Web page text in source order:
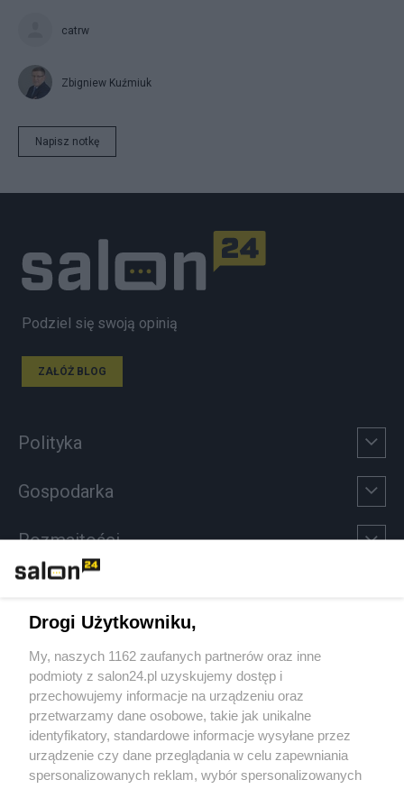
catrw
Zbigniew Kuźmiuk
Napisz notkę
Podziel się swoją opinią
ZAŁÓŻ BLOG
Polityka
Gospodarka
Rozmaitości
Sport
Społeczeństwo
Kultura
Drogi Użytkowniku,
My, naszych 1162 zaufanych partnerów oraz inne
podmioty z salon24.pl uzyskujemy dostęp i
przechowujemy informacje na urządzeniu oraz
przetwarzamy dane osobowe, takie jak unikalne
identyfikatory, standardowe informacje wysyłane przez
urządzenie czy dane przeglądania w celu zapewniania
spersonalizowanych reklam, wybór spersonalizowanych